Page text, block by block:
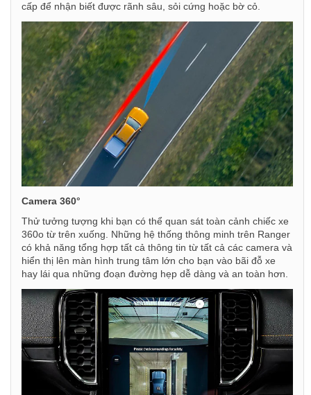
cấp để nhận biết được rãnh sâu, sỏi cứng hoặc bờ cỏ.
Camera 360°
Thử tưởng tượng khi bạn có thể quan sát toàn cảnh chiếc xe
360o từ trên xuống. Những hệ thống thông minh trên Ranger
có khả năng tổng hợp tất cả thông tin từ tất cả các camera và
hiển thị lên màn hình trung tâm lớn cho bạn vào bãi đỗ xe
hay lái qua những đoạn đường hẹp dễ dàng và an toàn hơn.